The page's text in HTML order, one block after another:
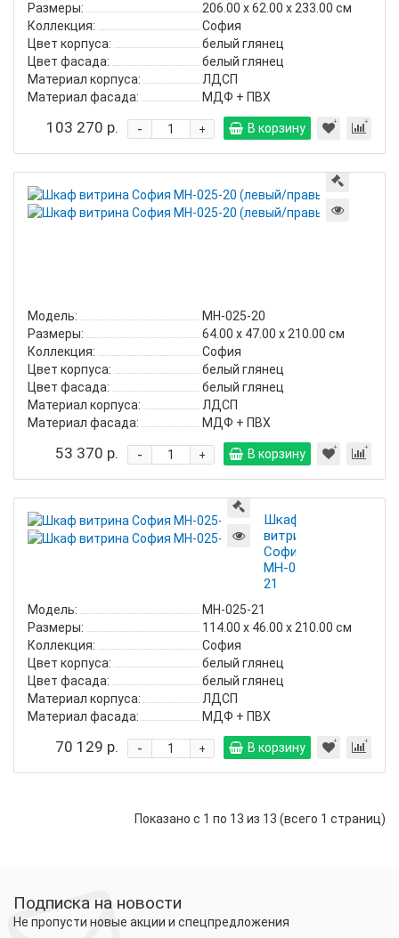
Размеры:
206.00 х 62.00 х 233.00 см
Коллекция:
София
Цвет корпуса:
белый глянец
Цвет фасада:
белый глянец
Материал корпуса:
ЛДСП
Материал фасада:
МДФ + ПВХ
103 270 р. +
- В корзину
Модель:
МН-025-20
Размеры:
64.00 х 47.00 х 210.00 см
Коллекция:
София
Цвет корпуса:
белый глянец
Цвет фасада:
белый глянец
Материал корпуса:
ЛДСП
Материал фасада:
МДФ + ПВХ
53 370 р. +
- В корзину
Шкаф
витрина
София
МН-025-
21
Модель:
МН-025-21
Размеры:
114.00 х 46.00 х 210.00 см
Коллекция:
София
Цвет корпуса:
белый глянец
Цвет фасада:
белый глянец
Материал корпуса:
ЛДСП
Материал фасада:
МДФ + ПВХ
70 129 р. +
- В корзину
Показано с 1 по 13 из 13 (всего 1 страниц)
Подписка на новости
Не пропусти новые акции и спецпредложения